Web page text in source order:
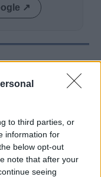
to third parties, or
information for
below opt-out
note that after your
seeing
↗